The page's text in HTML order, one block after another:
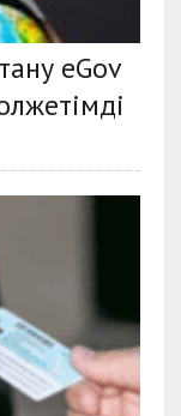
eGov